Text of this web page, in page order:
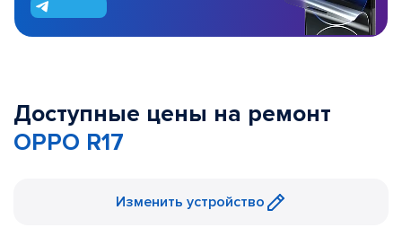
Доступные цены на ремонт
OPPO R17
Изменить устройство